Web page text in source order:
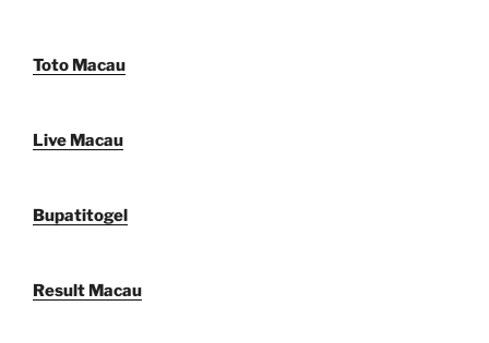
Toto Macau
Live Macau
Bupatitogel
Result Macau